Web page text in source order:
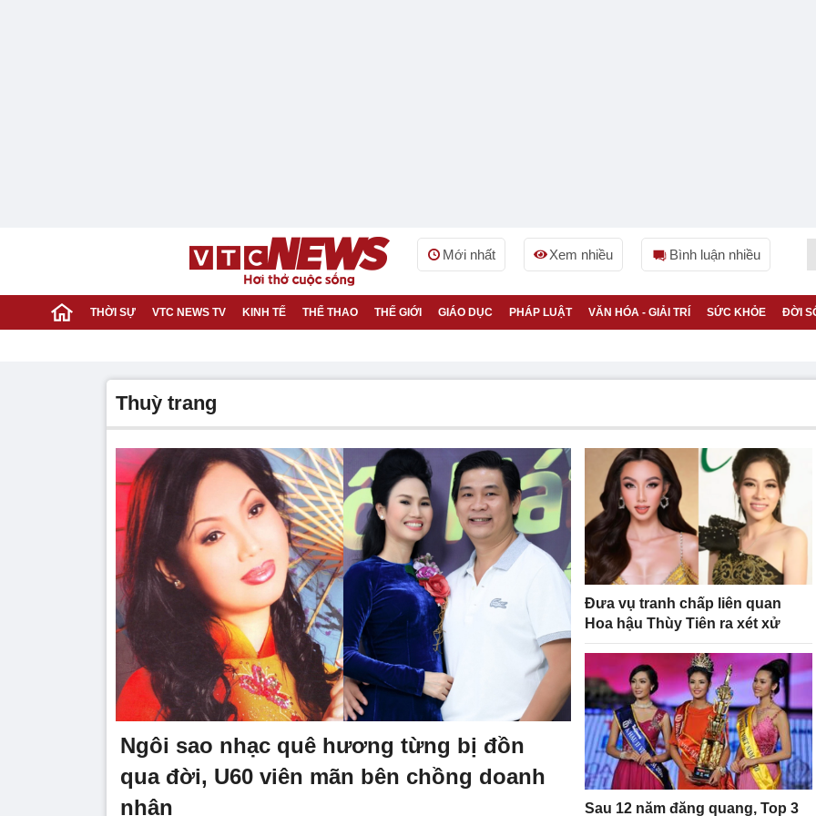
Mới nhất Xem nhiều Bình luận nhiều
THỜI SỰ VTC NEWS TV KINH TẾ THỂ THAO THẾ GIỚI GIÁO DỤC PHÁP LUẬT VĂN HÓA - GIẢI TRÍ SỨC KHỎE ĐỜI
thuỳ trang
Ngôi sao nhạc quê hương từng bị đồn
qua đời, U60 viên mãn bên chồng doanh
nhân
Đưa vụ tranh chấp liên quan
Hoa hậu Thùy Tiên ra xét xử
Sau 12 năm đăng quang, Top 3